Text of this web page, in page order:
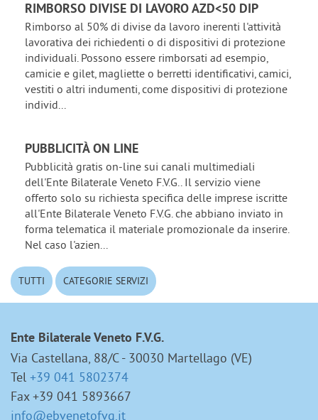
RIMBORSO DIVISE DI LAVORO AZD<50 DIP
Rimborso al 50% di divise da lavoro inerenti l'attività
lavorativa dei richiedenti o di dispositivi di protezione
individuali. Possono essere rimborsati ad esempio,
camicie e gilet, magliette o berretti identificativi, camici,
vestiti o altri indumenti, come dispositivi di protezione
individ...
PUBBLICITÀ ON LINE
Pubblicità gratis on-line sui canali multimediali
dell'Ente Bilaterale Veneto F.V.G.. Il servizio viene
offerto solo su richiesta specifica delle imprese iscritte
all'Ente Bilaterale Veneto F.V.G. che abbiano inviato in
forma telematica il materiale promozionale da inserire.
Nel caso l'azien...
TUTTI CATEGORIE SERVIZI
Ente Bilaterale Veneto F.V.G.
Via Castellana, 88/C - 30030 Martellago (VE)
Tel +39 041 5802374
Fax +39 041 5893667
info@ebvenetofvg.it